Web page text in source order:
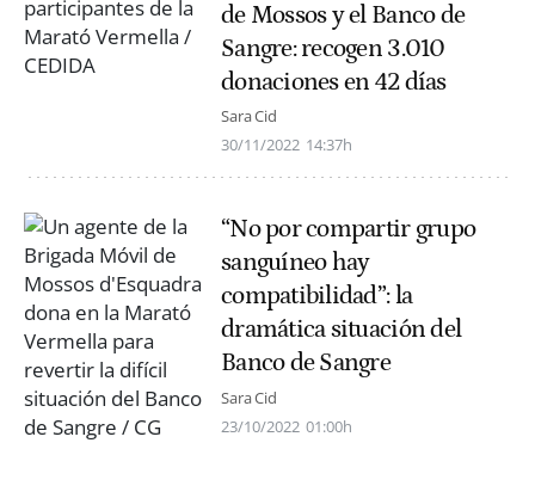
de Mossos y el Banco de
Sangre: recogen 3.010
donaciones en 42 días
Sara Cid
30/11/2022 14:37h
“No por compartir grupo
sanguíneo hay
compatibilidad”: la
dramática situación del
Banco de Sangre
Sara Cid
23/10/2022 01:00h